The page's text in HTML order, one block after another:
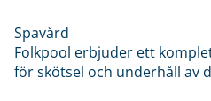
Spavård
Folkpool erbjuder ett
för skötsel och underhåll av